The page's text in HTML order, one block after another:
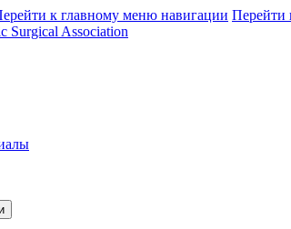
к главному меню навигации Перейти
Surgical Association